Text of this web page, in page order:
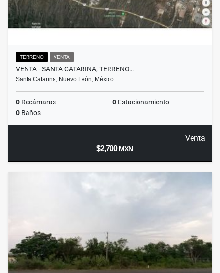
TERRENO VENTA
VENTA - SANTA CATARINA, TERRENO…
Santa Catarina, Nuevo León, México
0 Recámaras 0 Estacionamiento
0 Baños
Venta
$2,700MXN